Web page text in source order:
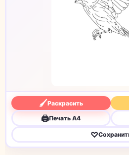
🖌Раскрасить
🖨Печать A4
♡